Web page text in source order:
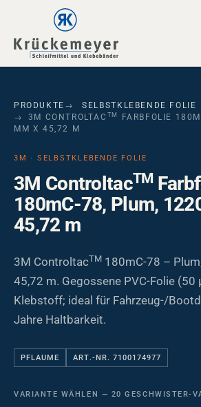
Skip to main navigation
Skip to main content
Skip to page footer
PRODUKTE
SELBSTKLEBENDE FOLIE
3M CONTROLTAC TM
FARBFOLIE
MM X 45,72 M
3M · SELBSTKLEBENDE FOLIE
3M ControltacTM
180mC-78, Plum,
45,72 m
3M ControltacTM 180mC-78 –
45,72 m. Gegossene PVC-Folie
Klebstoff; ideal für Fahrzeug-/
Jahre Haltbarkeit.
PFLAUME ART.-NR. 7100174977
VARIANTE WÄHLEN — 20 GESCHWISTER-